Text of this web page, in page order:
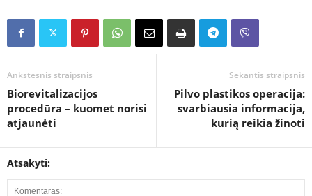
Ankstesnis straipsnis
Biorevitalizacijos
procedūra – kuomet norisi
atjaunėti
Sekantis straipsnis
Pilvo plastikos operacija:
svarbiausia informacija,
kurią reikia žinoti
Atsakyti: